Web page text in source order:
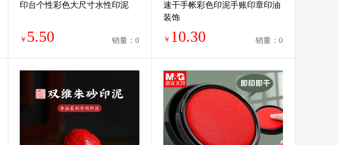
印台个性彩色大尺寸水性印泥
￥ 5.50 销量：0
速干手帐彩色印泥手账印章印油
装饰
￥ 10.30 销量：0